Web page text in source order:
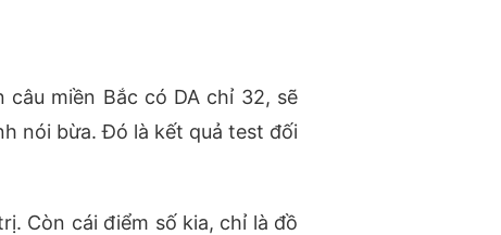
miền Bắc có DA chỉ 32, sẽ
nói bừa. Đó là kết quả test đối
Còn cái điểm số kia, chỉ là đồ